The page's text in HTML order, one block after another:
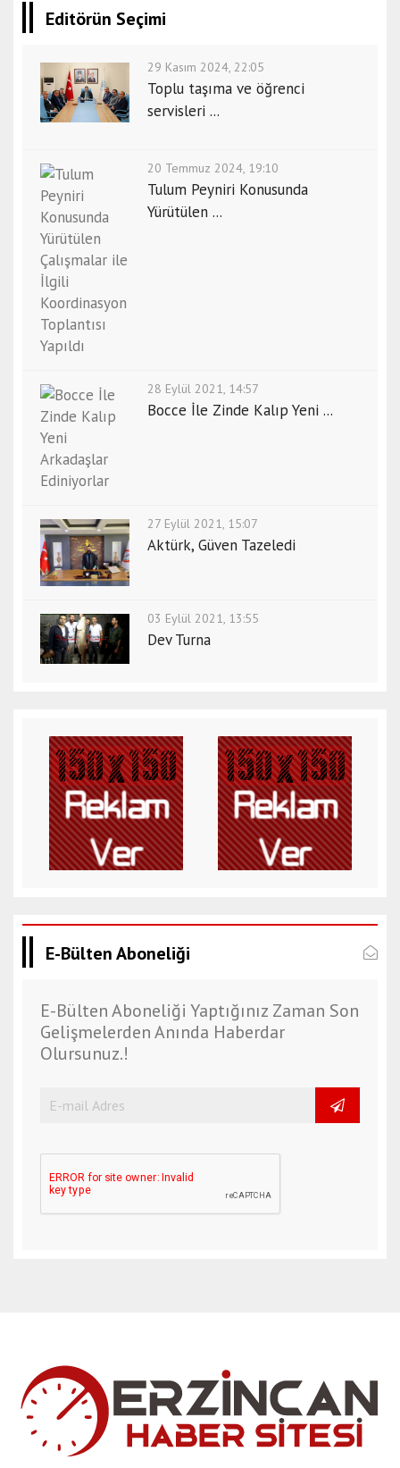
Editörün Seçimi
29 Kasım 2024, 22:05
Toplu taşıma ve öğrenci
servisleri ...
20 Temmuz 2024, 19:10
Tulum Peyniri Konusunda
Yürütülen ...
28 Eylül 2021, 14:57
Bocce İle Zinde Kalıp Yeni ...
27 Eylül 2021, 15:07
Aktürk, Güven Tazeledi
03 Eylül 2021, 13:55
Dev Turna
E-Bülten Aboneliği
E-Bülten Aboneliği Yaptığınız Zaman Son
Gelişmelerden Anında Haberdar
Olursunuz.!